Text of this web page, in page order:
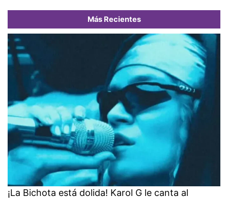
Más Recientes
¡La Bichota está dolida! Karol G le canta al